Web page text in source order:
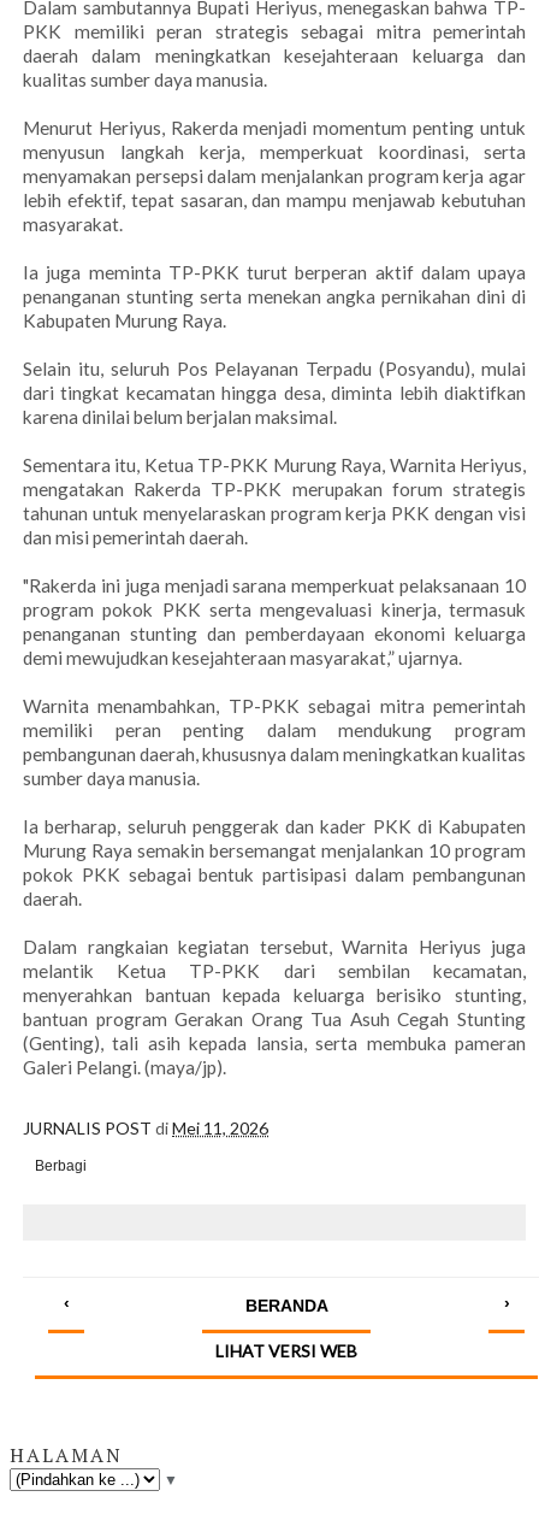
Dalam sambutannya Bupati Heriyus, menegaskan bahwa TP-
PKK memiliki peran strategis sebagai mitra pemerintah
daerah dalam meningkatkan kesejahteraan keluarga dan
kualitas sumber daya manusia.
Menurut Heriyus, Rakerda menjadi momentum penting untuk
menyusun langkah kerja, memperkuat koordinasi, serta
menyamakan persepsi dalam menjalankan program kerja agar
lebih efektif, tepat sasaran, dan mampu menjawab kebutuhan
masyarakat.
Ia juga meminta TP-PKK turut berperan aktif dalam upaya
penanganan stunting serta menekan angka pernikahan dini di
Kabupaten Murung Raya.
Selain itu, seluruh Pos Pelayanan Terpadu (Posyandu), mulai
dari tingkat kecamatan hingga desa, diminta lebih diaktifkan
karena dinilai belum berjalan maksimal.
Sementara itu, Ketua TP-PKK Murung Raya, Warnita Heriyus,
mengatakan Rakerda TP-PKK merupakan forum strategis
tahunan untuk menyelaraskan program kerja PKK dengan visi
dan misi pemerintah daerah.
"Rakerda ini juga menjadi sarana memperkuat pelaksanaan 10
program pokok PKK serta mengevaluasi kinerja, termasuk
penanganan stunting dan pemberdayaan ekonomi keluarga
demi mewujudkan kesejahteraan masyarakat,” ujarnya.
Warnita menambahkan, TP-PKK sebagai mitra pemerintah
memiliki peran penting dalam mendukung program
pembangunan daerah, khususnya dalam meningkatkan kualitas
sumber daya manusia.
Ia berharap, seluruh penggerak dan kader PKK di Kabupaten
Murung Raya semakin bersemangat menjalankan 10 program
pokok PKK sebagai bentuk partisipasi dalam pembangunan
daerah.
Dalam rangkaian kegiatan tersebut, Warnita Heriyus juga
melantik Ketua TP-PKK dari sembilan kecamatan,
menyerahkan bantuan kepada keluarga berisiko stunting,
bantuan program Gerakan Orang Tua Asuh Cegah Stunting
(Genting), tali asih kepada lansia, serta membuka pameran
Galeri Pelangi. (maya/jp).
JURNALIS POST diMei 11, 2026
Berbagi
‹ ›
BERANDA
LIHAT VERSI WEB
HALAMAN
▼